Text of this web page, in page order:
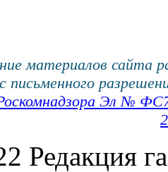
материалов сайта
письменного
Эл №
Редакция